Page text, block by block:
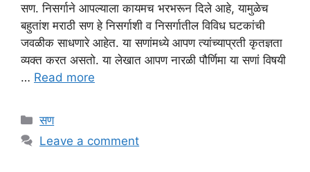
सण. निसर्गाने आपल्याला कायमच भरभरून दिले आहे, यामुळेच
बहुतांश मराठी सण हे निसर्गाशी व निसर्गातील विविध घटकांची
जवळीक साधणारे आहेत. या सणांमध्ये आपण त्यांच्याप्रती कृतज्ञता
व्यक्त करत असतो. या लेखात आपण नारळी पौर्णिमा या सणां विषयी
… Read more
Categories
सण
Leave a comment